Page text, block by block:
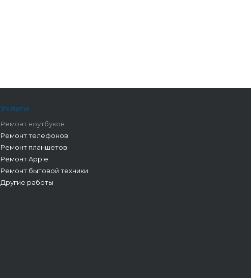
Услуги
Ремонт ноутбуков
Ремонт телефонов
Ремонт планшетов
Ремонт Apple
Ремонт бытовой техники
Другие работы